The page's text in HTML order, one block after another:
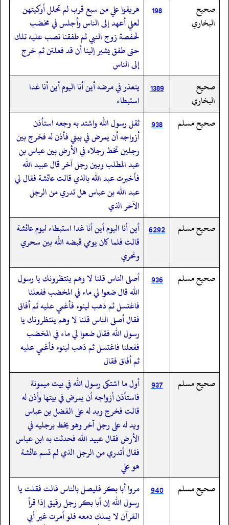
صحيح
البخاري
198
هريقوا علي من سبع قرب لم تحلل أوكيتهن
لعلي أعهد إلى الناس وأجلس في مخضب
لحفصة زوج النبي ثم طفقنا نصب عليه تلك
حتى طفق يشير إلينا أن قد فعلتن ثم خرج
إلى الناس
صحيح
البخاري
1389
يتعذر في مرضه أين أنا اليوم أين أنا غدا
استبطاء
صحيح مسلم
938
ثقل رسول الله واشتد به وجعه استأذن
أزواجه أن يمرض في بيتي فأذن له فخرج بين
رجلين تخط رجلاه في الأرض بين عباس بن
عبد المطلب وبين رجل آخر قال عبيد الله
فأخبرت عبد الله بالذي قالت عائشة فقال لي
عبد الله بن عباس هل تدري من الرجل
الآخر الذي
صحيح مسلم
6292 أين أنا اليوم أين أنا غدا استبطاء ليوم عائشة
قالت فلما كان يومي قبضه الله بين سحري
ونحري
صحيح مسلم
936
أصلى الناس قلنا لا وهم ينتظرونك يا رسول
الله قال ضعوا لي ماء في المخضب ففعلنا
فاغتسل ثم ذهب لينوء فأغمي عليه ثم أفاق
فقال أصلى الناس قلنا لا وهم ينتظرونك يا
رسول الله فقال ضعوا لي ماء في المخضب
ففعلنا فاغتسل ثم ذهب لينوء فأغمي عليه
ثم أفاق فقال
صحيح مسلم
937
أول ما اشتكى رسول الله في بيت ميمونة
فاستأذن أزواجه أن يمرض في بيتها وأذن له
قالت فخرج ويد له على الفضل بن عباس
ويد له على رجل آخر وهو يخط برجليه في
الأرض فقال عبيد الله فحدثت به ابن عباس
فقال أتدري من الرجل الذي لم تسم عائشة
هو علي
صحيح مسلم
940
مروا أبا بكر فليصل بالناس قالت فقلت يا
رسول الله إن أبا بكر رجل رقيق إذا قرأ
القرآن لا يملك دمعه فلو أمرت غير أبي